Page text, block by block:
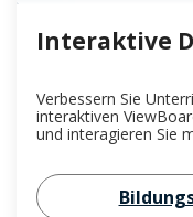
Interaktive
Verbessern Sie
interaktiven
und interagieren Sie